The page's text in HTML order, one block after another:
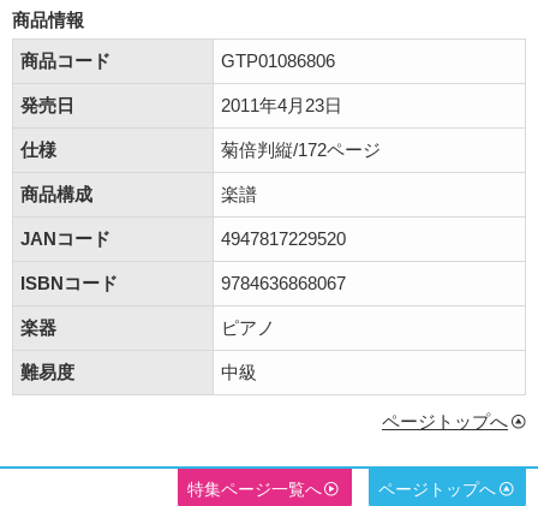
商品情報
商品コード
GTP01086806
発売日 2011年4月23日
仕様 菊倍判縦/172ページ
商品構成 楽譜
JANコード 4947817229520
ISBNコード 9784636868067
楽器 ピアノ
難易度 中級
ページトップへ
特集ページ一覧へ ページトップへ